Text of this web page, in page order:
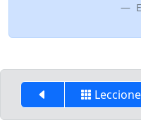
íntima identificación
Cristo.